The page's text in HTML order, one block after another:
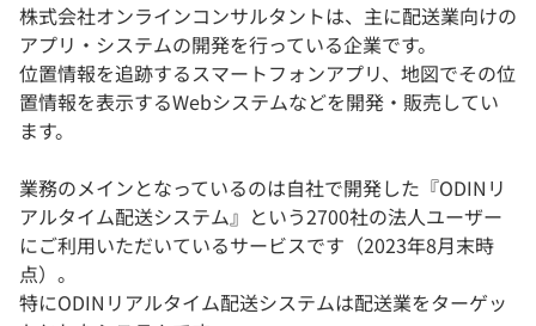
株式会社オンラインコンサルタントは、主に配送業向けの
アプリ・システムの開発を行っている企業です。
位置情報を追跡するスマートフォンアプリ、地図でその位
置情報を表示するWebシステムなどを開発・販売してい
ます。
業務のメインとなっているのは自社で開発した『ODINリ
アルタイム配送システム』という2700社の法人ユーザー
にご利用いただいているサービスです（2023年8月末時
点）。
特にODINリアルタイム配送システムは配送業をターゲッ